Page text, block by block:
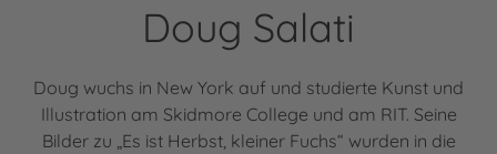
Doug Salati
Doug wuchs in New York auf und studierte Kunst und
Illustration am Skidmore College und am RIT. Seine
Bilder zu „Es ist Herbst, kleiner Fuchs“ wurden in die